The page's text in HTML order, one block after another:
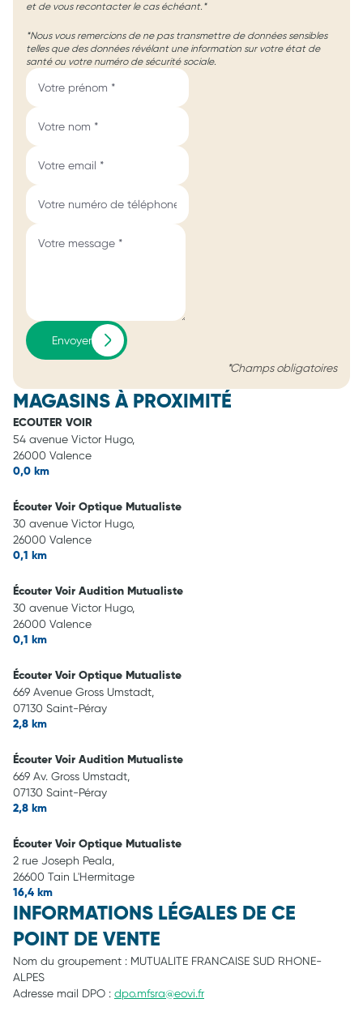
et de vous recontacter le cas échéant.*
*Nous vous remercions de ne pas transmettre de données sensibles
telles que des données révélant une information sur votre état de
santé ou votre numéro de sécurité sociale.
Envoyer
*Champs obligatoires
MAGASINS À PROXIMITÉ
ECOUTER VOIR
54 avenue Victor Hugo,
26000 Valence
0,0 km
Écouter Voir Optique Mutualiste
30 avenue Victor Hugo,
26000 Valence
0,1 km
Écouter Voir Audition Mutualiste
30 avenue Victor Hugo,
26000 Valence
0,1 km
Écouter Voir Optique Mutualiste
669 Avenue Gross Umstadt,
07130 Saint-Péray
2,8 km
Écouter Voir Audition Mutualiste
669 Av. Gross Umstadt,
07130 Saint-Péray
2,8 km
Écouter Voir Optique Mutualiste
2 rue Joseph Peala,
26600 Tain L'Hermitage
16,4 km
INFORMATIONS LÉGALES DE CE
POINT DE VENTE
Nom du groupement : MUTUALITE FRANCAISE SUD RHONE-
ALPES
Adresse mail DPO : dpo.mfsra@eovi.fr